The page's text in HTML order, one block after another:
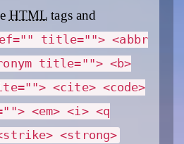
HTML tags and
title=""> <abbr
title=""> <b>
<cite> <code>
<em> <i> <q
<strong>